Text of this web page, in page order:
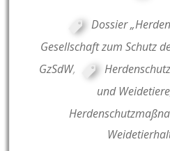
Dossier
Gesellschaft zum Schutz
GzSdW,
und Weidetiere